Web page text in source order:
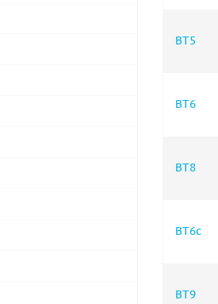
ВТ5
ВТ6
ВТ8
ВТ6с
ВТ9